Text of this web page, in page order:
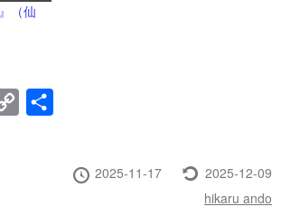
（仙
Copy
投
2025-11-17
最
更
2025-12-09
投
hikaru ando